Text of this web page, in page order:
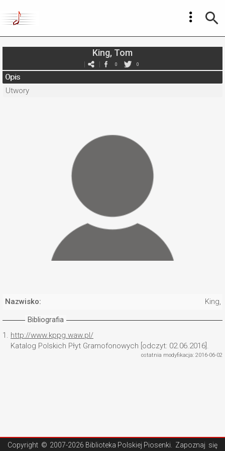
King, Tom
0 0
Opis
Utwory
Nazwisko:
King,
Bibliografia
1. http://www.kppg.waw.pl/
Katalog Polskich Płyt Gramofonowych [odczyt: 02.06.2016].
ostatnia modyfikacja: 2016-06-02
Copyright © 2007-2026 Biblioteka Polskiej Piosenki . Zapoznaj się